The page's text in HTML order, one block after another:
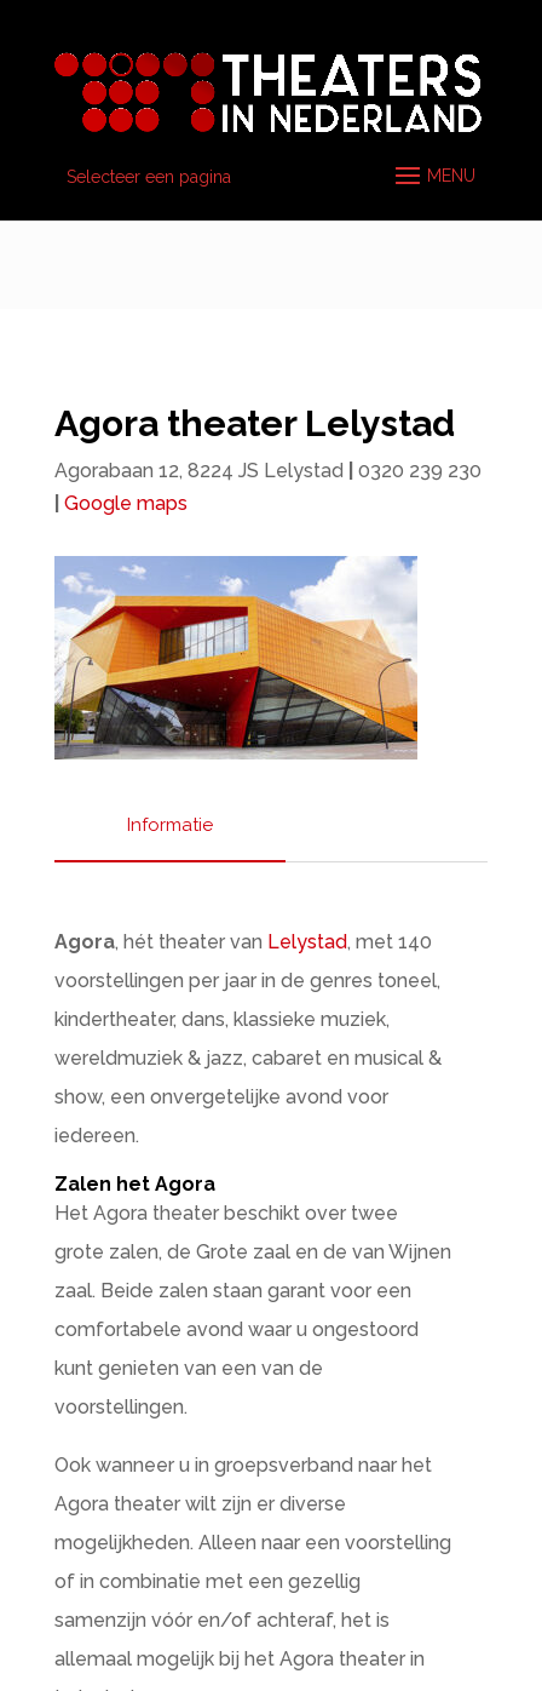
Selecteer een pagina
Agora theater Lelystad
Agorabaan 12, 8224 JS Lelystad
0320 239 230
Google maps
Informatie
Agora, hét theater van Lelystad, met 140
voorstellingen per jaar in de genres toneel,
kindertheater, dans, klassieke muziek,
wereldmuziek & jazz, cabaret en musical &
show, een onvergetelijke avond voor
iedereen.
Zalen het Agora
Het Agora theater beschikt over twee
grote zalen, de Grote zaal en de van Wijnen
zaal. Beide zalen staan garant voor een
comfortabele avond waar u ongestoord
kunt genieten van een van de
voorstellingen.
Ook wanneer u in groepsverband naar het
Agora theater wilt zijn er diverse
mogelijkheden. Alleen naar een voorstelling
of in combinatie met een gezellig
samenzijn vóór en/of achteraf, het is
allemaal mogelijk bij het Agora theater in